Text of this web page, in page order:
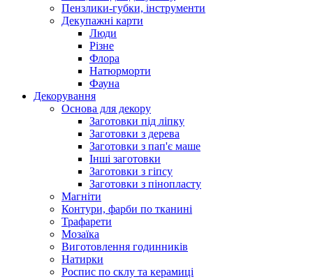
Пензлики-губки, інструменти
Декупажні карти
Люди
Різне
Флора
Натюрморти
Фауна
Декорування
Основа для декору
Заготовки під ліпку
Заготовки з дерева
Заготовки з пап'є маше
Інші заготовки
Заготовки з гіпсу
Заготовки з пінопласту
Магніти
Контури, фарби по тканині
Трафарети
Мозаїка
Виготовлення годинників
Натирки
Роспис по склу та керамиці